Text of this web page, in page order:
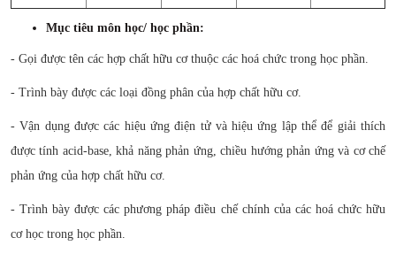
Mục tiêu môn học/ học phần:
- Gọi được tên các hợp chất hữu cơ thuộc các hoá chức trong học
phần.
- Trình bày được các loại đồng phân của hợp chất hữu cơ.
-Vận dụng được các hiệu ứng điện tử và hiệu ứng lập thể để giải thích
được tính acid-base, khả năng phản ứng, chiều hướng phản ứng và cơ
chế phản ứng của hợp chất hữu cơ.
- Trình bày được các phương pháp điều chế chính của các hoá chức